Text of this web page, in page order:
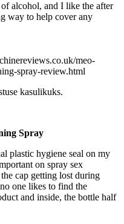
alcohol, and I like the after
way to help cover any
meo-
spray-review.html
kasulikuks.
Spray
plastic hygiene seal on my
on spray sex
cap getting lost during
one likes to find the
and inside, the bottle half